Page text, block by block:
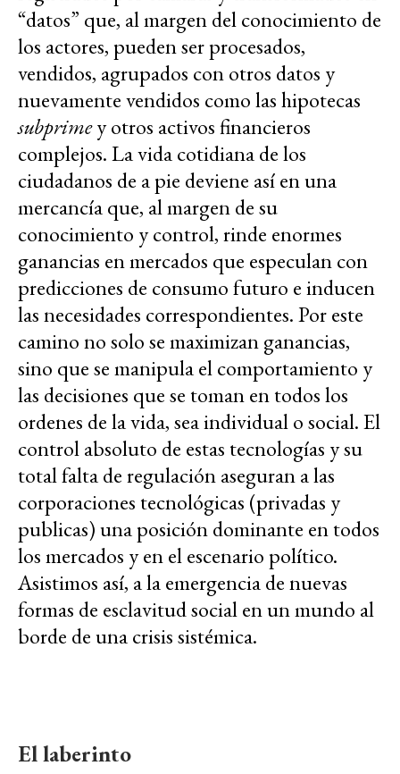
“datos” que, al margen del conocimiento de
los actores, pueden ser procesados,
vendidos, agrupados con otros datos y
nuevamente vendidos como las hipotecas
subprimey otros activos financieros
complejos. La vida cotidiana de los
ciudadanos de a pie deviene así en una
mercancía que, al margen de su
conocimiento y control, rinde enormes
ganancias en mercados que especulan con
predicciones de consumo futuro e inducen
las necesidades correspondientes. Por este
camino no solo se maximizan ganancias,
sino que se manipula el comportamiento y
las decisiones que se toman en todos los
ordenes de la vida, sea individual o social. El
control absoluto de estas tecnologías y su
total falta de regulación aseguran a las
corporaciones tecnológicas (privadas y
publicas) una posición dominante en todos
los mercados y en el escenario político.
Asistimos así, a la emergencia de nuevas
formas de esclavitud social en un mundo al
borde de una crisis sistémica.
El laberinto